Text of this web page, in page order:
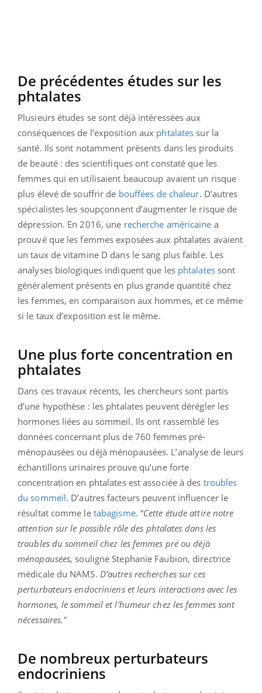
De précédentes études sur les
phtalates
Plusieurs études se sont déjà intéressées aux
conséquences de l’exposition aux phtalates sur la
santé. Ils sont notamment présents dans les produits
de beauté : des scientifiques ont constaté que les
femmes qui en utilisaient beaucoup avaient un risque
plus élevé de souffrir de bouffées de chaleur. D’autres
spécialistes les soupçonnent d’augmenter le risque de
dépression. En 2016, une recherche américaine a
prouvé que les femmes exposées aux phtalates avaient
un taux de vitamine D dans le sang plus faible. Les
analyses biologiques indiquent que les phtalatessont
généralement présents en plus grande quantité chez
les femmes, en comparaison aux hommes, et ce même
si le taux d’exposition est le même.
Une plus forte concentration en
phtalates
Dans ces travaux récents, les chercheurs sont partis
d’une hypothèse : les phtalates peuvent dérégler les
hormones liées au sommeil. Ils ont rassemblé les
données concernant plus de 760 femmes pré-
ménopausées ou déjà ménopausées. L’analyse de leurs
échantillons urinaires prouve qu’une forte
concentration en phtalates est associée à des troubles
du sommeil. D’autres facteurs peuvent influencer le
résultat comme le tabagisme. “Cette étude attire notre
attention sur le possible rôle des phtalates dans les
troubles du sommeil chez les femmes pré ou déjà
ménopausées, souligne Stephanie Faubion, directrice
médicale du NAMS. D’autres recherches sur ces
perturbateurs endocriniens et leurs interactions avec les
hormones, le sommeil et l’humeur chez les femmes sont
nécessaires."
De nombreux perturbateurs
endocriniens